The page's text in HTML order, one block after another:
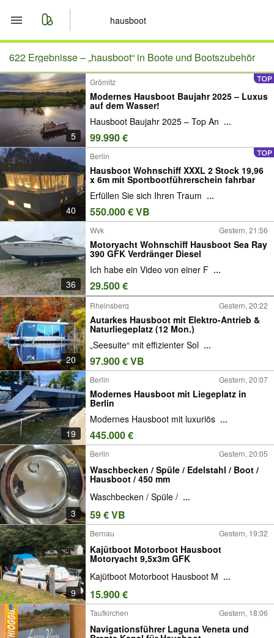
Start
Merkliste
Nachrichten
Anzeige aufgeben
622 Ergebnisse –„hausboot“ in Boote und Bootszubehör
5
Grömitz
Modernes Hausboot Baujahr 2025 – Luxus
auf dem Wasser!
Hausboot Baujahr 2025 – Top An ...
99.990 €
40
Berlin
Hausboot Wohnschiff XXXL 2 Stock 19,96
x 6m mit Sportbootführerschein fahrbar
Erfüllen Sie sich Ihren Traum ...
550.000 € VB
36
Wyk Gestern, 21:56
Motoryacht Wohnschiff Hausboot Sea Ray
390 GFK Verdränger Diesel
Ich habe ein Video von einer F ...
29.500 €
20
Rheinsberg Gestern, 20:22
Autarkes Hausboot mit Elektro-Antrieb &
Naturliegeplatz (12 Mon.)
„Seesuite“ mit effizienter Sol ...
97.900 € VB
19
Berlin Gestern, 20:07
Modernes Hausboot mit Liegeplatz in
Berlin
Modernes Hausboot mit luxuriös ...
445.000 €
3
Berlin Gestern, 20:05
Waschbecken / Spüle / Edelstahl / Boot /
Hausboot / 450 mm
Waschbecken / Spüle / ...
59 € VB
9
Bernau Gestern, 19:32
Kajütboot Motorboot Hausboot
Motoryacht 9,5x3m GFK
Kajütboot Motorboot Hausboot M ...
15.900 €
Taufkirchen Gestern, 18:06
Navigationsführer Laguna Veneta und